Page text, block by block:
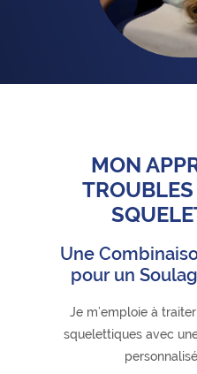
MON
Une
pour un
Je m’emploie à
squelettiques avec